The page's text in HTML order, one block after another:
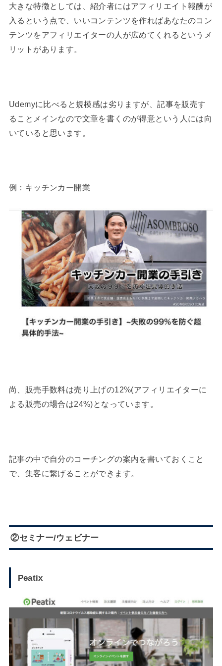
大きな特徴としては、紹介者にはアフィリエイト報酬が
入るという点で、いいコンテンツを作ればあなたのコン
テンツをアフィリエイターの人が広めてくれるというメ
リットがあります。
Udemyに比べると規模感は劣りますが、記事を販売す
ることメインなので文章を書くのが得意という人には向
いていると思います。
例：キッチンカー開業
尚、販売手数料は売り上げの12%(アフィリエイターに
よる販売の場合は24%)となっています。
記事の中で自分のコーチングの案内を書いておくこと
で、集客に繋げることができます。
②セミナー/ウェビナー
Peatix